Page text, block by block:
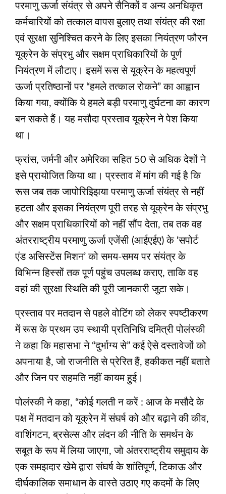
परमाणु ऊर्जा संयंत्र से अपने सैनिकों व अन्य अनधिकृत
कर्मचारियों को तत्काल वापस बुलाए तथा संयंत्र की रक्षा
एवं सुरक्षा सुनिश्चित करने के लिए इसका नियंत्रण फौरन
यूक्रेन के संप्रभु और सक्षम प्राधिकारियों के पूर्ण
नियंत्रण में लौटाए। इसमें रूस से यूक्रेन के महत्वपूर्ण
ऊर्जा प्रतिष्ठानों पर “हमले तत्काल रोकने” का आह्वान
किया गया, क्योंकि ये हमले बड़ी परमाणु दुर्घटना का कारण
बन सकते हैं। यह मसौदा प्रस्ताव यूक्रेन ने पेश किया
था।
फ्रांस, जर्मनी और अमेरिका सहित 50 से अधिक देशों ने
इसे प्रायोजित किया था। प्रस्ताव में मांग की गई है कि
रूस जब तक जापोरिझ्झिया परमाणु ऊर्जा संयंत्र से नहीं
हटता और इसका नियंत्रण पूरी तरह से यूक्रेन के संप्रभु
और सक्षम प्राधिकारियों को नहीं सौंप देता, तब तक वह
अंतरराष्ट्रीय परमाणु ऊर्जा एजेंसी (आईएईए) के ‘सपोर्ट
एंड असिस्टेंस मिशन’ को समय-समय पर संयंत्र के
विभिन्न हिस्सों तक पूर्ण पहुंच उपलब्ध कराए, ताकि वह
वहां की सुरक्षा स्थिति की पूरी जानकारी जुटा सके।
प्रस्ताव पर मतदान से पहले वोटिंग को लेकर स्पष्टीकरण
में रूस के प्रथम उप स्थायी प्रतिनिधि दमित्री पोलंस्की
ने कहा कि महासभा ने “दुर्भाग्य से” कई ऐसे दस्तावेजों को
अपनाया है, जो राजनीति से प्रेरित हैं, हकीकत नहीं बताते
और जिन पर सहमति नहीं कायम हुई।
पोलंस्की ने कहा, “कोई गलती न करें : आज के मसौदे के
पक्ष में मतदान को यूक्रेन में संघर्ष को और बढ़ाने की कीव,
वाशिंगटन, ब्रसेल्स और लंदन की नीति के समर्थन के
सबूत के रूप में लिया जाएगा, जो अंतरराष्ट्रीय समुदाय के
एक समझदार खेमे द्वारा संघर्ष के शांतिपूर्ण, टिकाऊ और
दीर्घकालिक समाधान के वास्ते उठाए गए कदमों के लिए